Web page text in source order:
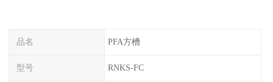
品名 PFA方槽
型号 RNKS-FC